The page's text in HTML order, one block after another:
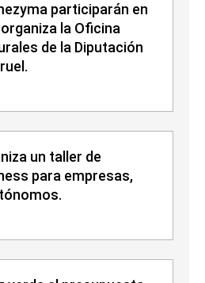
participarán en
la Oficina
de la Diputación
un taller de
para empresas,